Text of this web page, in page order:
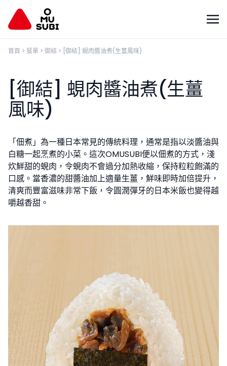
首頁 > 餐單 > 御結 > [御結] 蜆肉醬油煮(生薑風味)
[御結] 蜆肉醬油煮(生薑
風味)
「佃煮」為一種日本常見的傳統料理，通常是指以淡醬油與
白糖一起烹煮的小菜。這次OMUSUBI便以佃煮的方式，淺
炊鮮甜的蜆肉，令蜆肉不會過分加熱收縮，保持粒粒飽滿的
口感。當香濃的甜醬油加上適量生薑，鮮味即時加倍提升，
清爽而豐富滋味非常下飯，令圓潤彈牙的日本米飯也變得越
嚼越香甜。